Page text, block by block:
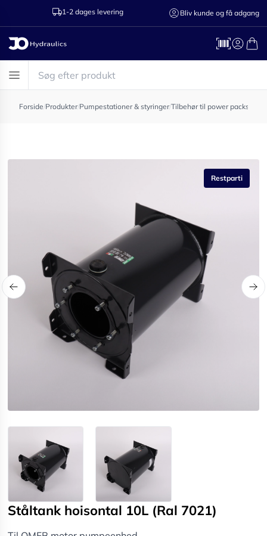
1-2 dages levering Ring til os
Bliv kunde og få adgang
Forside/Produkter/Pumpestationer & styringer/Tilbehør til power packs &
Restparti
Ståltank hoisontal 10L (Ral 7021)